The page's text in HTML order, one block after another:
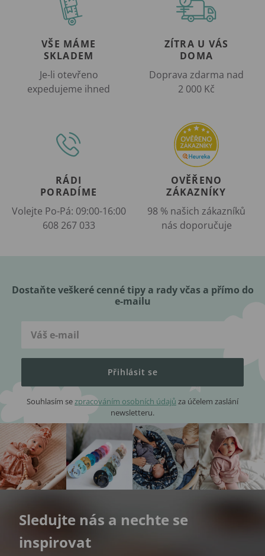
VŠE MÁME
SKLADEM
Je-li otevřeno
expedujeme ihned
ZÍTRA U VÁS
DOMA
Doprava zdarma nad
2 000 Kč
RÁDI
PORADÍME
Volejte Po-Pá: 09:00-16:00
608 267 033
OVĚŘENO
ZÁKAZNÍKY
98 % našich zákazníků
nás doporučuje
Dostaňte veškeré cenné tipy a rady včas a přímo do
e-mailu
Přihlásit se
Souhlasím sezpracováním osobních údajů za účelem zaslání
newsletteru.
Sledujte nás a nechte se
inspirovat